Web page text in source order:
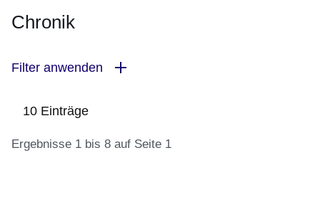
Chronik
Filter anwenden
10 Einträge
Ergebnisse 1 bis 8 auf Seite 1